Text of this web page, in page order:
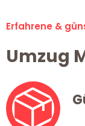
Erfahrene &
Umzug